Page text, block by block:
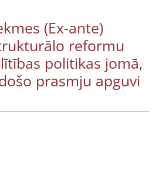
(Ex-ante)
reformu
politikas jomā,
prasmju apguvi